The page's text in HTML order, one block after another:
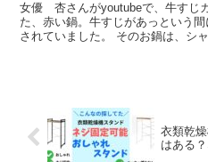
女優 杏さんがyoutubeで、牛すじ
た、赤い鍋。牛すじがあっという
されていました。 そのお鍋は、
です。筆者も７年愛用しているの
衣類乾
はある